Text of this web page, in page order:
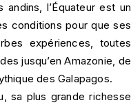
l’Équateur est un
conditions pour que ses
expériences, toutes
jusqu’en Amazonie, de
des Galapagos.
sa plus grande richesse